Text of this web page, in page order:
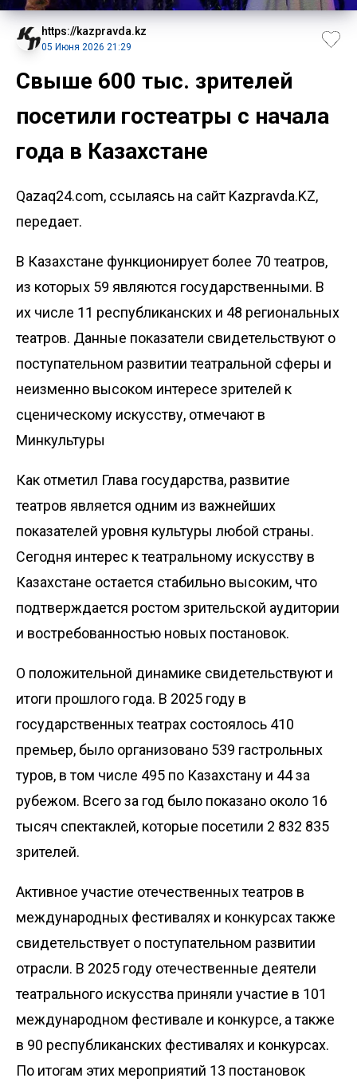
https://kazpravda.kz
05 Июня 2026 21:29
Свыше 600 тыс. зрителей
посетили гостеатры с начала
года в Казахстане
Qazaq24.com, ссылаясь на сайт Kazpravda.KZ,
передает.
В Казахстане функционирует более 70 театров,
из которых 59 являются государственными. В
их числе 11 республиканских и 48 региональных
театров. Данные показатели свидетельствуют о
поступательном развитии театральной сферы и
неизменно высоком интересе зрителей к
сценическому искусству, отмечают в
Минкультуры
Как отметил Глава государства, развитие
театров является одним из важнейших
показателей уровня культуры любой страны.
Сегодня интерес к театральному искусству в
Казахстане остается стабильно высоким, что
подтверждается ростом зрительской аудитории
и востребованностью новых постановок.
О положительной динамике свидетельствуют и
итоги прошлого года. В 2025 году в
государственных театрах состоялось 410
премьер, было организовано 539 гастрольных
туров, в том числе 495 по Казахстану и 44 за
рубежом. Всего за год было показано около 16
тысяч спектаклей, которые посетили 2 832 835
зрителей.
Активное участие отечественных театров в
международных фестивалях и конкурсах также
свидетельствует о поступательном развитии
отрасли. В 2025 году отечественные деятели
театрального искусства приняли участие в 101
международном фестивале и конкурсе, а также
в 90 республиканских фестивалях и конкурсах.
По итогам этих мероприятий 13 постановок